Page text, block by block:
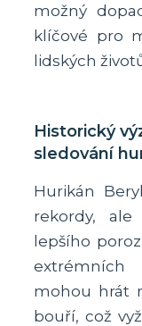
možný
klíčové pro
lidských
Historický
sledování
Hurikán
rekordy,
lepšího
mohou hrát
bouří, což